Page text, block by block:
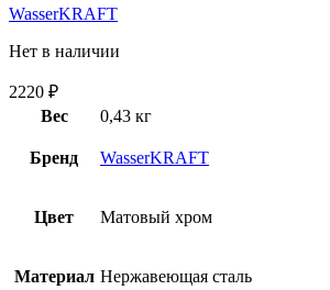
WasserKRAFT
Нет в наличии
2220 ₽
Вес
0,43 кг
Бренд WasserKRAFT
Цвет Матовый хром
Материал Нержавеющая сталь